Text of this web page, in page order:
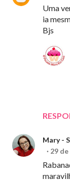
Uma
ia
Bjs
Mary -
29